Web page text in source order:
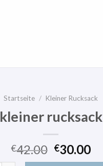
Startseite / Kleiner Rucksack
kleiner rucksack
€42.00 €30.00